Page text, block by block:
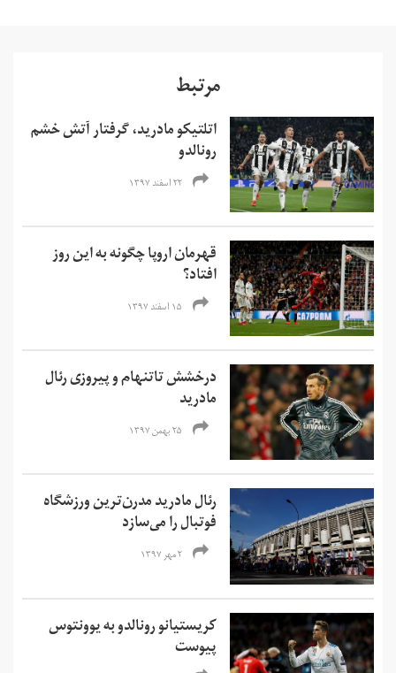
مرتبط
اتلتیکو مادرید، گرفتار آتش خشم
رونالدو
۲۲ اسفند ۱۳۹۷
قهرمان اروپا چگونه به این روز
افتاد؟
۱۵ اسفند ۱۳۹۷
درخشش تاتنهام و پیروزی رئال
مادرید
۲۵ بهمن ۱۳۹۷
رئال مادرید مدرن‌ترین ورزشگاه
فوتبال را می‌سازد
۲ مهر ۱۳۹۷
کریستیانو رونالدو به یوونتوس
پیوست